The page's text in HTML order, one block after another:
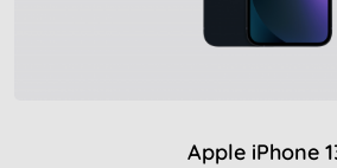
Apple iPhone